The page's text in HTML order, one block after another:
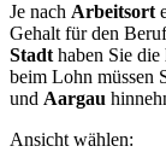
Je nach Arbeitsort
Gehalt für den
Stadt haben Sie die
beim Lohn müssen
und Aargau
Ansicht wählen: